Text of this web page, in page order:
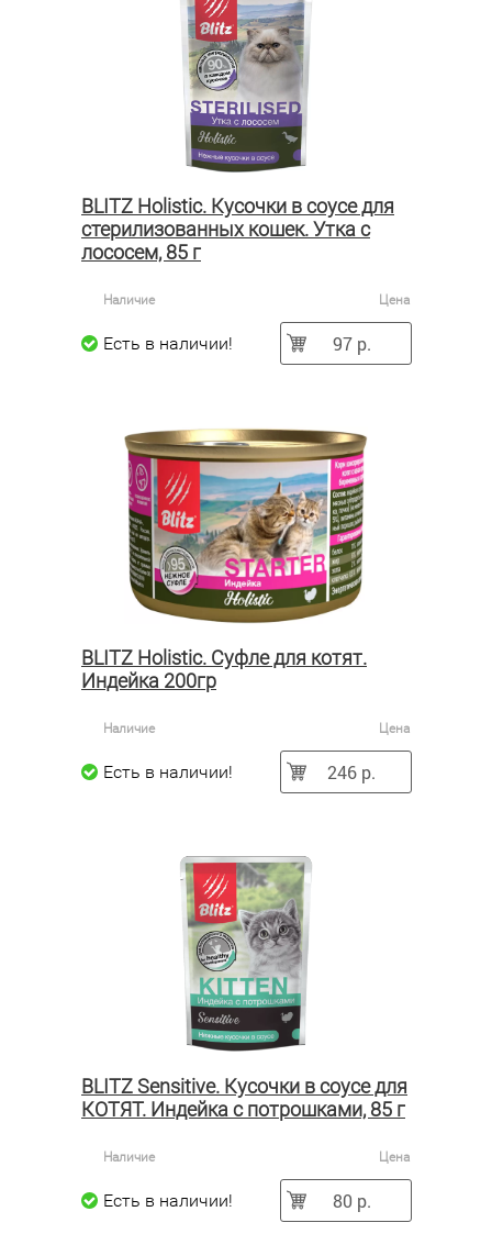
BLITZ Holistic. Кусочки в соусе для
стерилизованных кошек. Утка с
лососем, 85 г
Наличие Цена
Есть в наличии! 97 р.
BLITZ Holistic. Суфле для котят.
Индейка 200гр
Наличие Цена
Есть в наличии! 246 р.
BLITZ Sensitive. Кусочки в соусе для
КОТЯТ. Индейка с потрошками, 85 г
Наличие Цена
Есть в наличии! 80 р.